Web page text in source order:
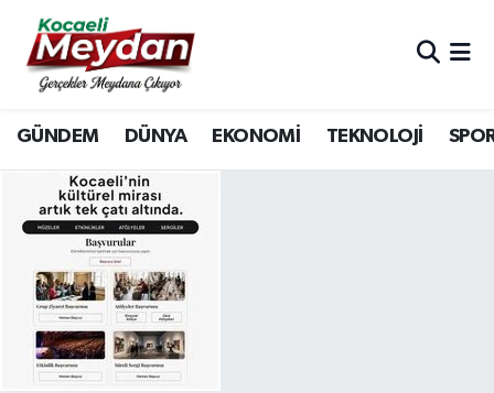
GÜNDEM DÜNYA EKONOMİ TEKNOLOJİ
Nöbetçi Eczaneler
Hava Durumu
Trafik Durumu
Süper Lig Puan Durumu ve Fikstür
Tüm Manşetler
Son Dakika Haberleri